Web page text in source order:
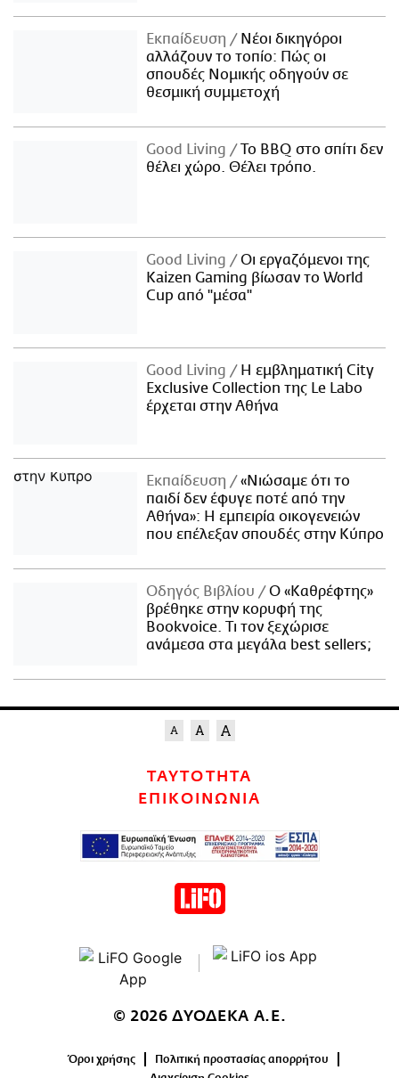
Εκπαίδευση
Νέοι δικηγόροι
αλλάζουν το τοπίο: Πώς οι
σπουδές Νομικής οδηγούν σε
θεσμική συμμετοχή
Good Living
Το BBQ στο σπίτι δεν
θέλει χώρο. Θέλει τρόπο.
Good Living
Οι εργαζόμενοι της
Kaizen Gaming βίωσαν το World
Cup από "μέσα"
Good Living
Η εμβληματική City
Exclusive Collection της Le Labo
έρχεται στην Αθήνα
Εκπαίδευση
«Νιώσαμε ότι το
παιδί δεν έφυγε ποτέ από την
Αθήνα»: Η εμπειρία οικογενειών
που επέλεξαν σπουδές στην Κύπρο
Οδηγός Βιβλίου
Ο «Καθρέφτης»
βρέθηκε στην κορυφή της
Bookvoice. Τι τον ξεχώρισε
ανάμεσα στα μεγάλα best sellers;
ΤΑΥΤΟΤΗΤΑ
ΕΠΙΚΟΙΝΩΝΙΑ
© 2026 ΔΥΟΔΕΚΑ Α.Ε.
Όροι χρήσης
Πολιτική προστασίας απορρήτου